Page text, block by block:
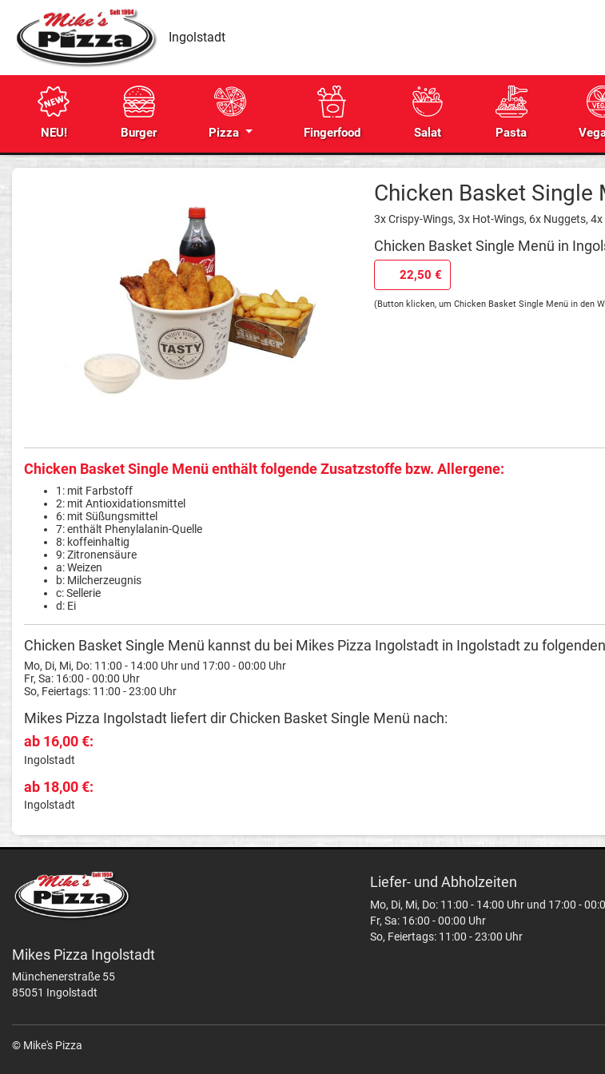
Ingolstadt
NEU! Burger Pizza Fingerfood Salat Pasta
Chicken Basket Single
3x Crispy-Wings, 3x Hot-Wings, 6x Nuggets,
Chicken Basket Single Menü in
22,50 €
(Button klicken, um Chicken Basket Single Menü in den
Chicken Basket Single Menü enthält folgende Zusatzstoffe bzw. Allergene:
1: mit Farbstoff
2: mit Antioxidationsmittel
6: mit Süßungsmittel
7: enthält Phenylalanin-Quelle
8: koffeinhaltig
9: Zitronensäure
a: Weizen
b: Milcherzeugnis
c: Sellerie
d: Ei
Chicken Basket Single Menü kannst du bei Mikes Pizza Ingolstadt in Ingolstadt zu
Mo, Di, Mi, Do: 11:00 - 14:00 Uhr und 17:00 - 00:00 Uhr
Fr, Sa: 16:00 - 00:00 Uhr
So, Feiertags: 11:00 - 23:00 Uhr
Mikes Pizza Ingolstadt liefert dir Chicken Basket Single Menü nach:
ab 16,00 €:
Ingolstadt
ab 18,00 €:
Ingolstadt
Mikes Pizza Ingolstadt
Münchenerstraße 55
85051 Ingolstadt
Liefer- und Abholzeiten
Mo, Di, Mi, Do: 11:00 - 14:00 Uhr und 17:00 -
Fr, Sa: 16:00 - 00:00 Uhr
So, Feiertags: 11:00 - 23:00 Uhr
© Mike's Pizza